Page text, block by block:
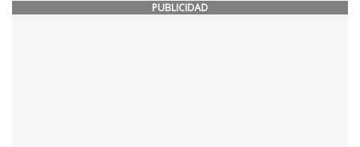
PUBLICIDAD